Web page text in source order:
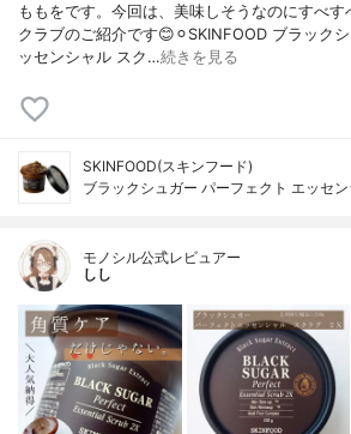
ももをです。今回は、美味しそうなのにすべす
クラブのご紹介です😊⚪︎SKINFOOD ブラック
ッセンシャル スク…続きを見る
SKINFOOD(スキンフード)
ブラックシュガー パーフェクト エッセ
モノシル公式レビュアー
しし